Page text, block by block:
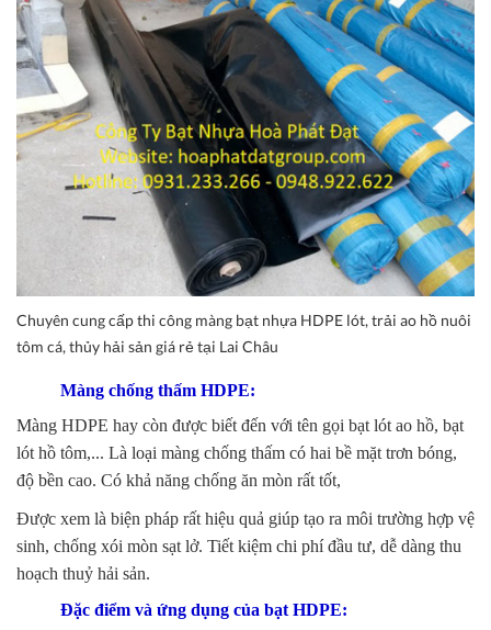
Chuyên cung cấp thi công màng bạt nhựa HDPE lót, trải ao hồ nuôi
tôm cá, thủy hải sản giá rẻ tại Lai Châu
Màng chống thấm HDPE:
Màng HDPE hay còn được biết đến với tên gọi bạt lót ao hồ, bạt
lót hồ tôm,... Là loại màng chống thấm có hai bề mặt trơn bóng,
độ bền cao. Có khả năng chống ăn mòn rất tốt,
Được xem là biện pháp rất hiệu quả giúp tạo ra môi trường hợp vệ
sinh, chống xói mòn sạt lở. Tiết kiệm chi phí đầu tư, dễ dàng thu
hoạch thuỷ hải sản.
Đặc điểm và ứng dụng của bạt HDPE: